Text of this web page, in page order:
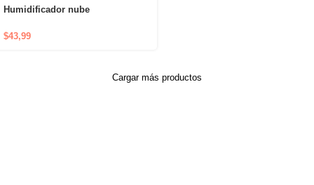
Humidificador nube
$43,99
Cargar más productos